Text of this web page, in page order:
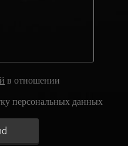
в отношении
персональных данных